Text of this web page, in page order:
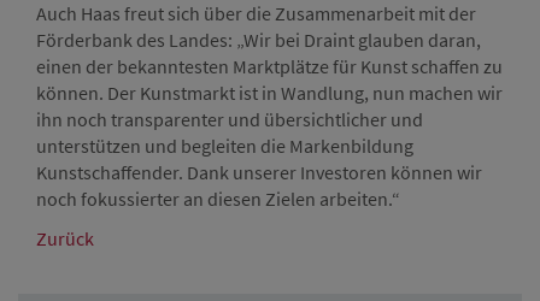
Auch Haas freut sich über die Zusammenarbeit mit der
Förderbank des Landes: „Wir bei Draint glauben daran,
einen der bekanntesten Marktplätze für Kunst schaffen zu
können. Der Kunstmarkt ist in Wandlung, nun machen wir
ihn noch transparenter und übersichtlicher und
unterstützen und begleiten die Markenbildung
Kunstschaffender. Dank unserer Investoren können wir
noch fokussierter an diesen Zielen arbeiten.“
Zurück